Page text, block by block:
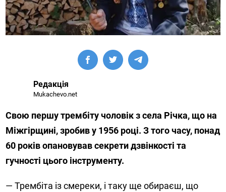
Редакція
Mukachevo.net
Свою першу трембіту чоловік з села Річка, що на
Міжгірщині, зробив у 1956 році. З того часу, понад
60 років опановував секрети дзвінкості та
гучності цього інструменту.
— Трембіта із смереки, і таку ще обираєш, що